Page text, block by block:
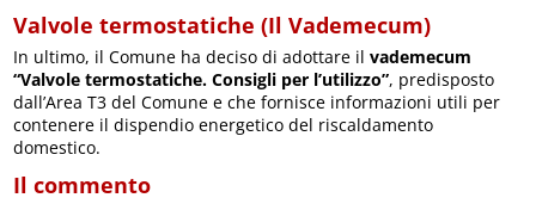
Valvole termostatiche (IlVademecum)
In ultimo, il Comune ha deciso di adottare ilvademecum
“Valvole termostatiche. Consigli per l’utilizzo”, predisposto
dall’Area T3 del Comune e che fornisce informazioni utili per
contenere il dispendio energetico del riscaldamento
domestico.
Il commento